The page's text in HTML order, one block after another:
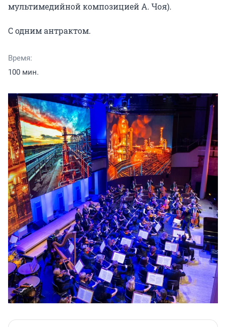
мультимедийной композицией А. Чоя).
С одним антрактом.
Время:
100 мин.